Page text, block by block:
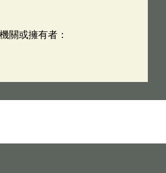
關或擁有者：